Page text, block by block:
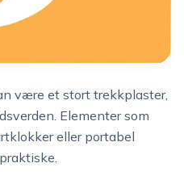
være et stort trekkplaster,
Elementer som
eller portabel